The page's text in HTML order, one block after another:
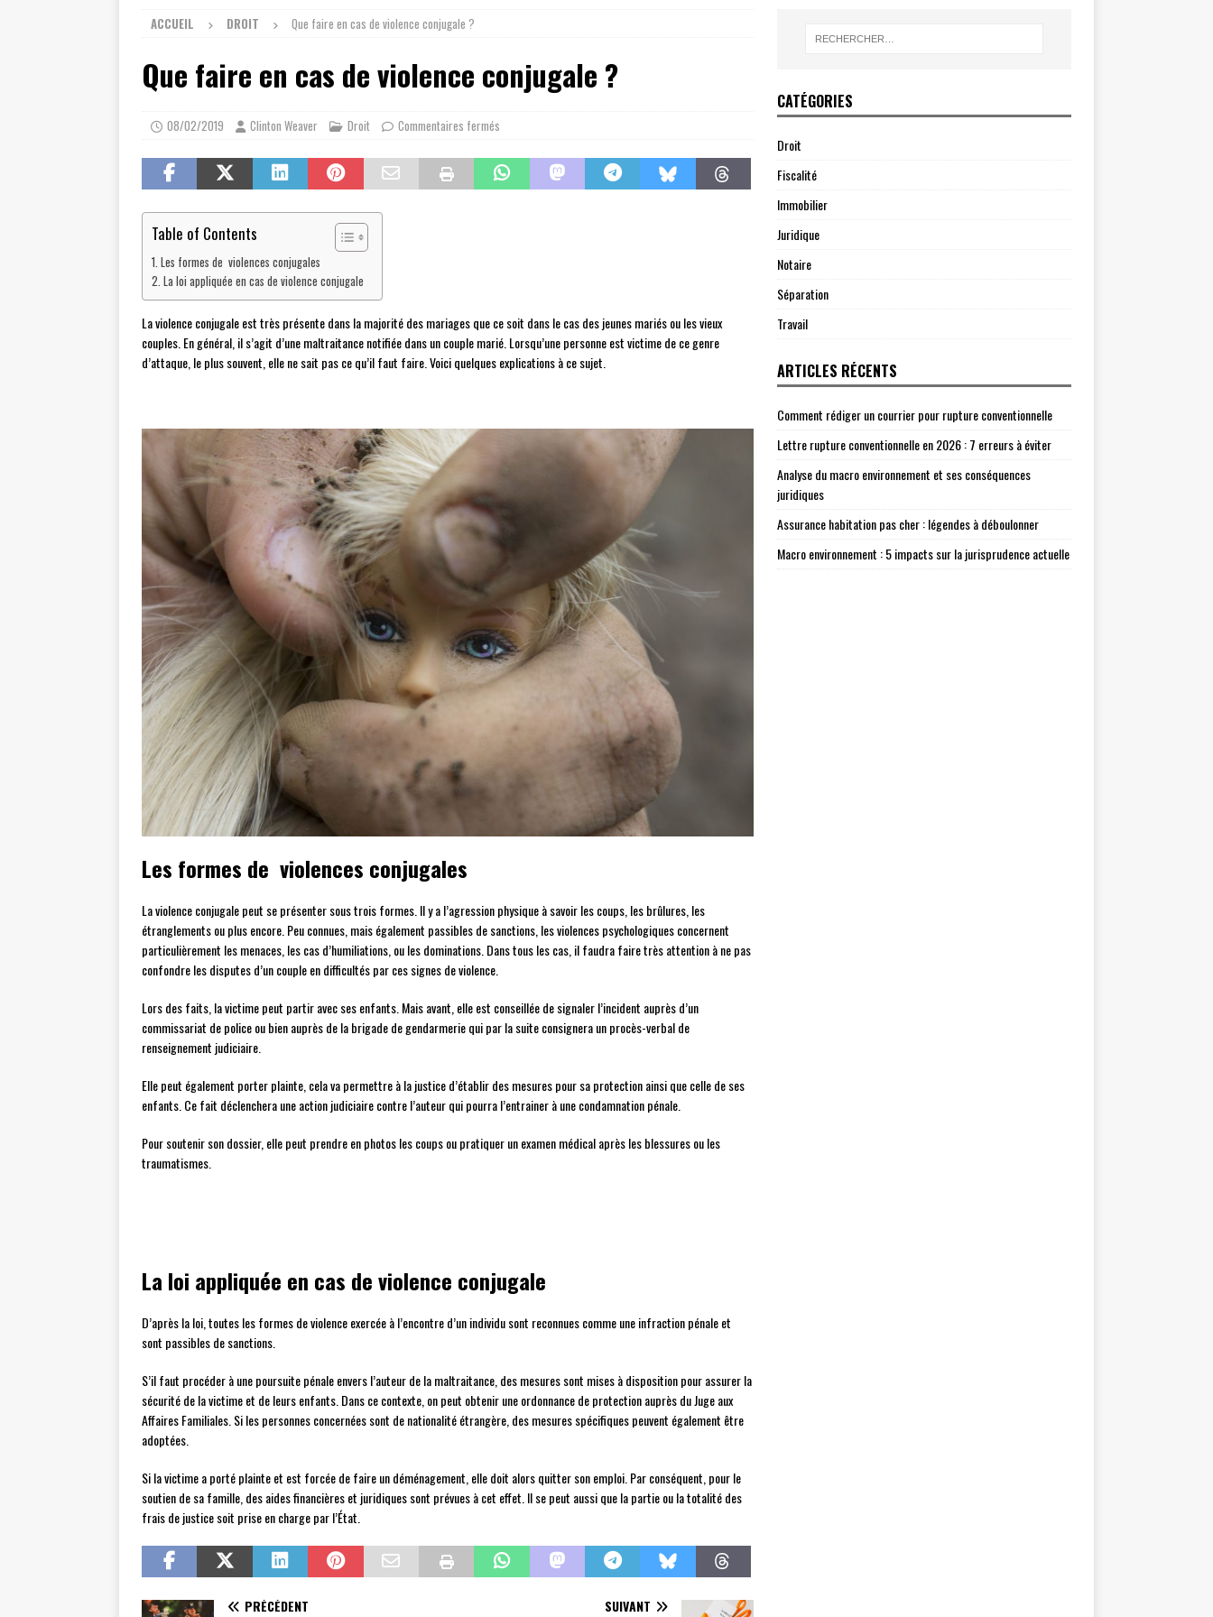
ACCUEIL DROIT Que faire en cas de violence conjugale ?
Que faire en cas de violence conjugale ?
08/02/2019 Clinton Weaver Droit Commentaires fermés
Table of Contents
Les formes de violences conjugales
La loi appliquée en cas de violence conjugale
La violence conjugale est très présente dans la majorité des mariages que ce soit dans le cas des jeunes mariés ou les vieux
couples. En général, il s’agit d’une maltraitance notifiée dans un couple marié. Lorsqu’une personne est victime de ce genre
d’attaque, le plus souvent, elle ne sait pas ce qu’il faut faire. Voici quelques explications à ce sujet.
Les formes de violences conjugales
La violence conjugale peut se présenter sous trois formes. Il y a l’agression physique à savoir les coups, les brûlures, les
étranglements ou plus encore. Peu connues, mais également passibles de sanctions, les violences psychologiques concernent
particulièrement les menaces, les cas d’humiliations, ou les dominations. Dans tous les cas, il faudra faire très attention à ne pas
confondre les disputes d’un couple en difficultés par ces signes de violence.
Lors des faits, la victime peut partir avec ses enfants. Mais avant, elle est conseillée de signaler l’incident auprès d’un
commissariat de police ou bien auprès de la brigade de gendarmerie qui par la suite consignera un procès-verbal de
renseignement judiciaire.
Elle peut également porter plainte, cela va permettre à la justice d’établir des mesures pour sa protection ainsi que celle de ses
enfants. Ce fait déclenchera une action judiciaire contre l’auteur qui pourra l’entrainer à une condamnation pénale.
Pour soutenir son dossier, elle peut prendre en photos les coups ou pratiquer un examen médical après les blessures ou les
traumatismes.
La loi appliquée en cas de violence conjugale
D’après la loi, toutes les formes de violence exercée à l’encontre d’un individu sont reconnues comme une infraction pénale et
sont passibles de sanctions.
S’il faut procéder à une poursuite pénale envers l’auteur de la maltraitance, des mesures sont mises à disposition pour assurer la
sécurité de la victime et de leurs enfants. Dans ce contexte, on peut obtenir une ordonnance de protection auprès du Juge aux
Affaires Familiales. Si les personnes concernées sont de nationalité étrangère, des mesures spécifiques peuvent également être
adoptées.
Si la victime a porté plainte et est forcée de faire un déménagement, elle doit alors quitter son emploi. Par conséquent, pour le
soutien de sa famille, des aides financières et juridiques sont prévues à cet effet. Il se peut aussi que la partie ou la totalité des
frais de justice soit prise en charge par l’État.
PRÉCÉDENT SUIVANT
CATÉGORIES
Droit
Fiscalité
Immobilier
Juridique
Notaire
Séparation
Travail
ARTICLES RÉCENTS
Comment rédiger un courrier pour rupture conventionnelle
Lettre rupture conventionnelle en 2026 : 7 erreurs à éviter
Analyse du macro environnement et ses conséquences
juridiques
Assurance habitation pas cher : légendes à déboulonner
Macro environnement : 5 impacts sur la jurisprudence actuelle